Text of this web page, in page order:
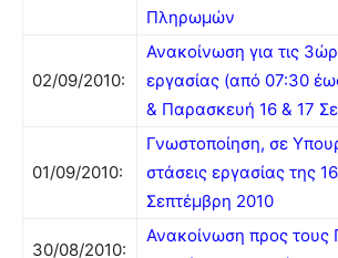
Πληρωμών
02/09/2010:
Ανακοίνωση για τις
εργασίας (από 07:30
& Παρασκευή 16 & 17
01/09/2010:
Γνωστοποίηση, σε
στάσεις εργασίας της
Σεπτέμβρη 2010
30/08/2010:
Ανακοίνωση προς τους